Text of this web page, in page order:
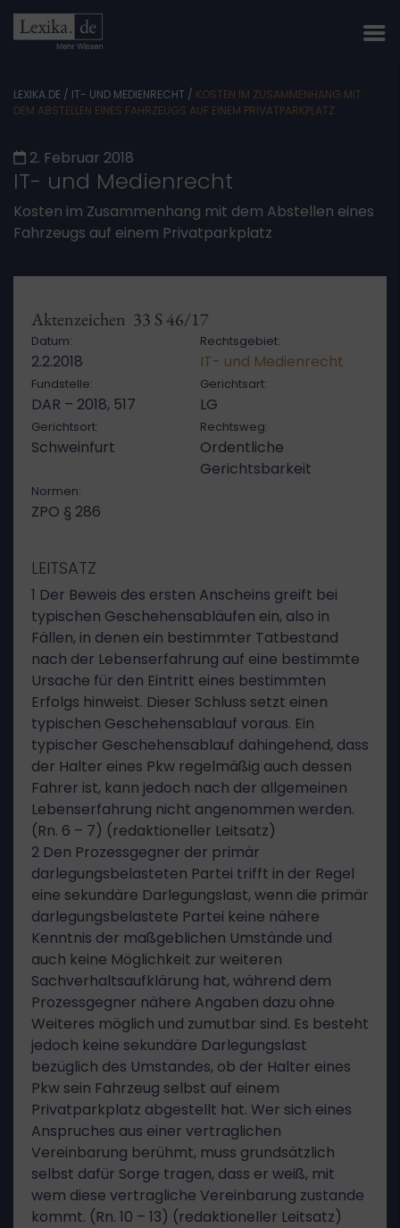
LEXIKA.DE / IT- UND MEDIENRECHT / KOSTEN IM ZUSAMMENHANG MIT
DEM ABSTELLEN EINES FAHRZEUGS AUF EINEM PRIVATPARKPLATZ
2. Februar 2018
IT- und Medienrecht
Kosten im Zusammenhang mit dem Abstellen eines
Fahrzeugs auf einem Privatparkplatz
Aktenzeichen 33 S 46/17
Datum:
2.2.2018
Rechtsgebiet:
IT- und Medienrecht
Fundstelle:
DAR – 2018, 517
Gerichtsart:
LG
Gerichtsort:
Schweinfurt
Rechtsweg:
Ordentliche
Gerichtsbarkeit
Normen:
ZPO § 286
LEITSATZ
1 Der Beweis des ersten Anscheins greift bei
typischen Geschehensabläufen ein, also in
Fällen, in denen ein bestimmter Tatbestand
nach der Lebenserfahrung auf eine bestimmte
Ursache für den Eintritt eines bestimmten
Erfolgs hinweist. Dieser Schluss setzt einen
typischen Geschehensablauf voraus. Ein
typischer Geschehensablauf dahingehend, dass
der Halter eines Pkw regelmäßig auch dessen
Fahrer ist, kann jedoch nach der allgemeinen
Lebenserfahrung nicht angenommen werden.
(Rn. 6 – 7) (redaktioneller Leitsatz)
2 Den Prozessgegner der primär
darlegungsbelasteten Partei trifft in der Regel
eine sekundäre Darlegungslast, wenn die primär
darlegungsbelastete Partei keine nähere
Kenntnis der maßgeblichen Umstände und
auch keine Möglichkeit zur weiteren
Sachverhaltsaufklärung hat, während dem
Prozessgegner nähere Angaben dazu ohne
Weiteres möglich und zumutbar sind. Es besteht
jedoch keine sekundäre Darlegungslast
bezüglich des Umstandes, ob der Halter eines
Pkw sein Fahrzeug selbst auf einem
Privatparkplatz abgestellt hat. Wer sich eines
Anspruches aus einer vertraglichen
Vereinbarung berühmt, muss grundsätzlich
selbst dafür Sorge tragen, dass er weiß, mit
wem diese vertragliche Vereinbarung zustande
kommt. (Rn. 10 – 13) (redaktioneller Leitsatz)